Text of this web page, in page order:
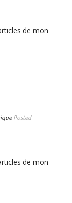
de mon
Posted
de mon